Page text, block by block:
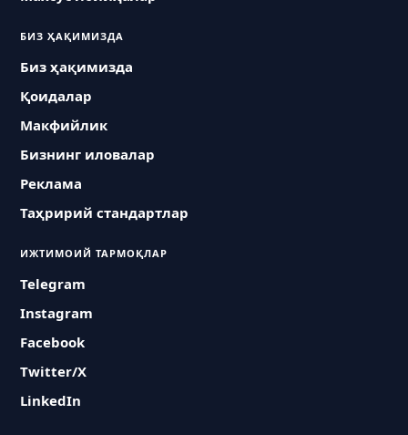
БИЗ ҲАҚИМИЗДА
Биз ҳақимизда
Қоидалар
Макфийлик
Бизнинг иловалар
Реклама
Таҳририй стандартлар
ИЖТИМОИЙ ТАРМОҚЛАР
Telegram
Instagram
Facebook
Twitter/X
LinkedIn